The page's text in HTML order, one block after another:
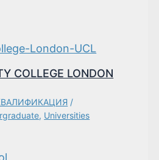
COLLEGE LONDON
/
, Universities